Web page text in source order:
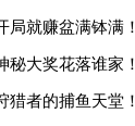
局就赚盆满钵满！
秘大奖花落谁家！
猎者的捕鱼天堂！